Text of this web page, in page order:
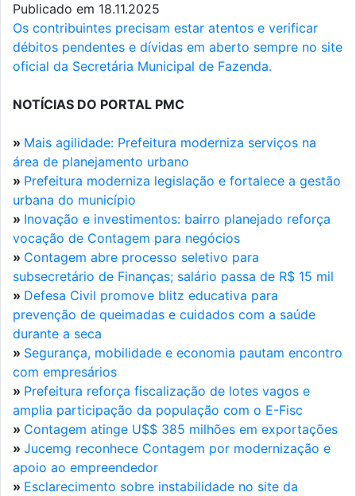
Publicado em 18.11.2025
Os contribuintes precisam estar atentos e verificar
débitos pendentes e dívidas em aberto sempre no site
oficial da Secretária Municipal de Fazenda.
NOTÍCIAS DO PORTAL PMC
» Mais agilidade: Prefeitura moderniza serviços na
área de planejamento urbano
» Prefeitura moderniza legislação e fortalece a gestão
urbana do município
» Inovação e investimentos: bairro planejado reforça
vocação de Contagem para negócios
» Contagem abre processo seletivo para
subsecretário de Finanças; salário passa de R$ 15 mil
» Defesa Civil promove blitz educativa para
prevenção de queimadas e cuidados com a saúde
durante a seca
» Segurança, mobilidade e economia pautam encontro
com empresários
» Prefeitura reforça fiscalização de lotes vagos e
amplia participação da população com o E-Fisc
» Contagem atinge U$$ 385 milhões em exportações
» Jucemg reconhece Contagem por modernização e
apoio ao empreendedor
» Esclarecimento sobre instabilidade no site da